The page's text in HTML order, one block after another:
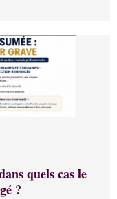
quels cas le
?